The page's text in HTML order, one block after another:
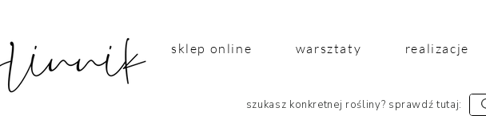
sklep online warsztaty realizacje
szukasz konkretnej rośliny? sprawdź tutaj: